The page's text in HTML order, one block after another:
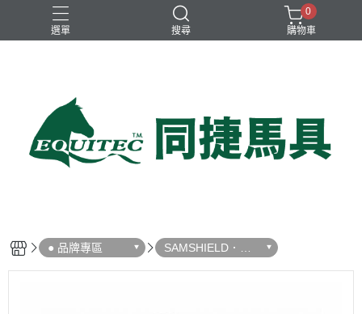
選單 搜尋
兒童比賽馬褲
男用比賽衫
0
購物車
● 品牌專區
SAMSHIELD．騎
士帽